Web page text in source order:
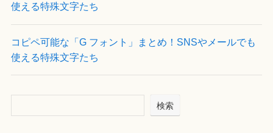
使える特殊文字たち
コピペ可能な「G フォント」まとめ！SNSやメールでも
使える特殊文字たち
検索